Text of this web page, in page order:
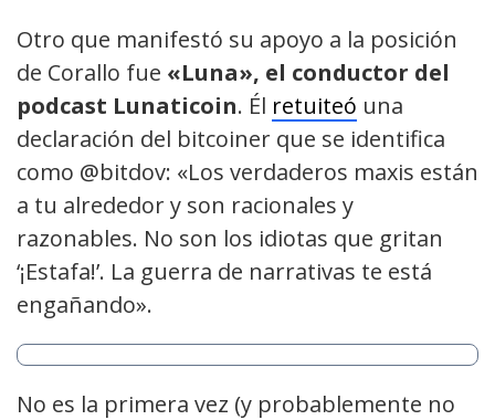
Otro que manifestó su apoyo a la posición
de Corallo fue «Luna», el conductor del
podcast Lunaticoin. Él retuiteó una
declaración del bitcoiner que se identifica
como @bitdov: «Los verdaderos maxis están
a tu alrededor y son racionales y
razonables. No son los idiotas que gritan
‘¡Estafa!’. La guerra de narrativas te está
engañando».
No es la primera vez (y probablemente no